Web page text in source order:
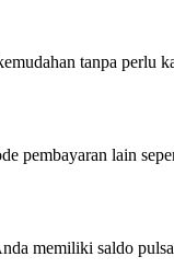
tanpa perlu
pembayaran lain
memiliki saldo